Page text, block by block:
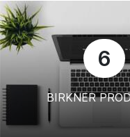
6
BIRKNER